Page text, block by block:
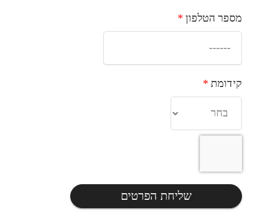
מספר הטלפון*
קידומת*
שליחת הפרטים